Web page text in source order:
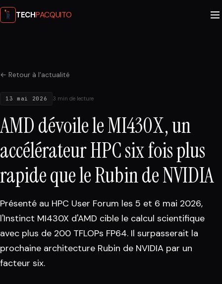
TECHPACQUITO
← Retour à l'actualité
13 mai 2026 3 min de lecture
AMD dévoile le MI430X, un
accélérateur HPC six fois plus
rapide que le Rubin de NVIDIA
Présenté au HPC User Forum les 5 et 6 mai 2026,
l'Instinct MI430X d'AMD cible le calcul scientifique
avec plus de 200 TFLOPs FP64. Il surpasserait la
prochaine architecture Rubin de NVIDIA par un
facteur six.